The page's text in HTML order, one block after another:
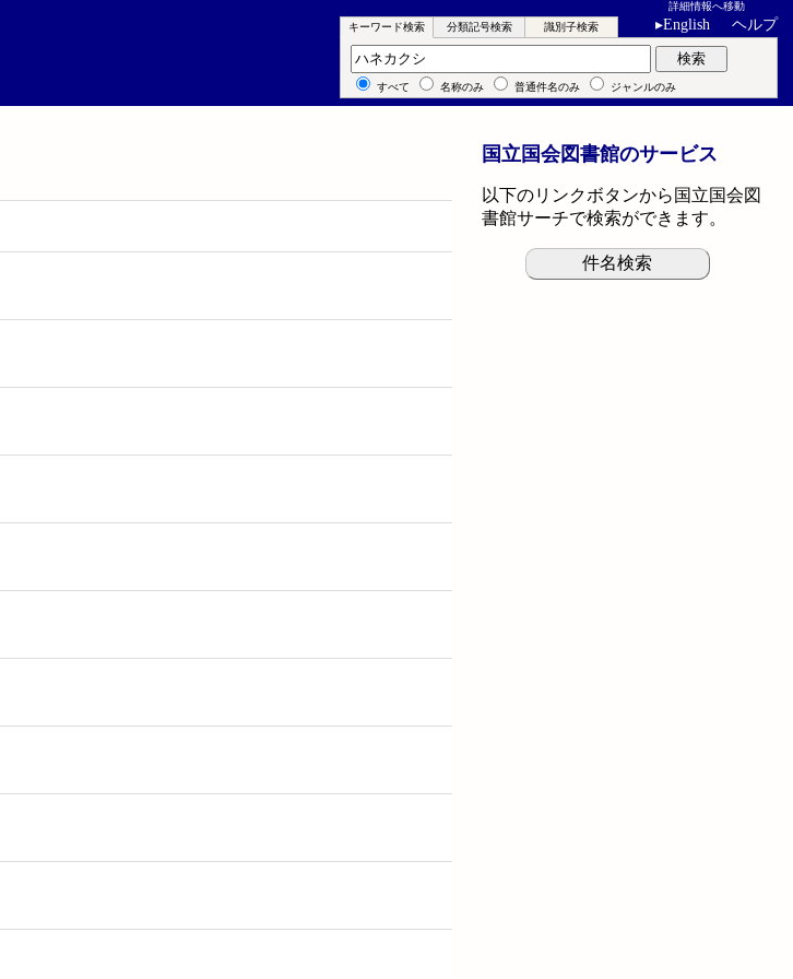
詳細情報へ移動
▸English ヘルプ
キーワード検索 分類記号検索 識別子検索
キーワード検索 検索
すべて 名称のみ 普通件名のみ ジャンルのみ
国立国会図書館のサービス
以下のリンクボタンから国立国会図
書館サーチで検索ができます。
件名検索